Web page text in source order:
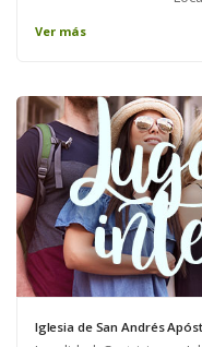
Ver más
Iglesia de San Andrés